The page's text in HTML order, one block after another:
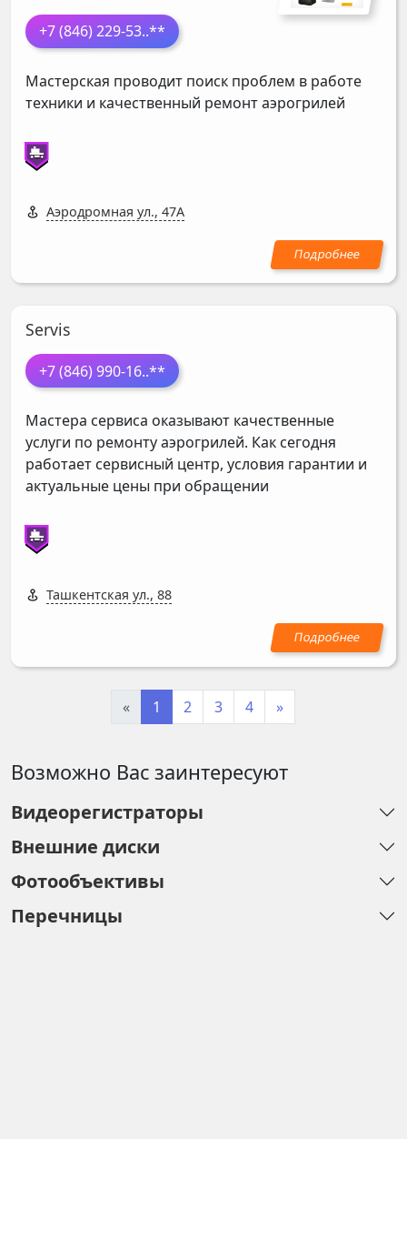
+7 (846) 229-53..**
Мастерская проводит поиск проблем в работе
техники и качественный ремонт аэрогрилей
Аэродромная ул., 47А
Servis
+7 (846) 990-16..**
Мастера сервиса оказывают качественные
услуги по ремонту аэрогрилей. Как сегодня
работает сервисный центр, условия гарантии и
актуальные цены при обращении
Ташкентская ул., 88
« 1 2 3 4 »
Возможно Вас заинтересуют
Видеорегистраторы
Внешние диски
Фотообъективы
Перечницы